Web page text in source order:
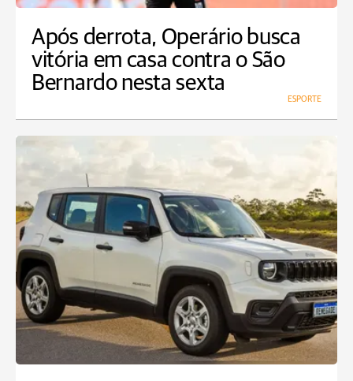
Após derrota, Operário busca
vitória em casa contra o São
Bernardo nesta sexta
ESPORTE